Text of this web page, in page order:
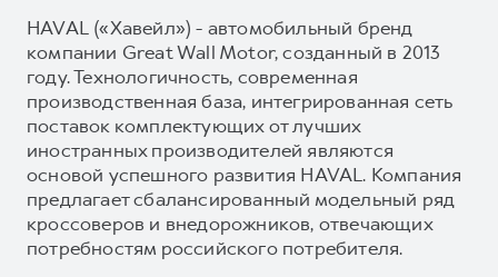
HAVAL («Хавейл») - автомобильный бренд
компании Great Wall Motor, созданный в 2013
году. Технологичность, современная
производственная база, интегрированная сеть
поставок комплектующих от лучших
иностранных производителей являются
основой успешного развития HAVAL. Компания
предлагает сбалансированный модельный ряд
кроссоверов и внедорожников, отвечающих
потребностям российского потребителя.